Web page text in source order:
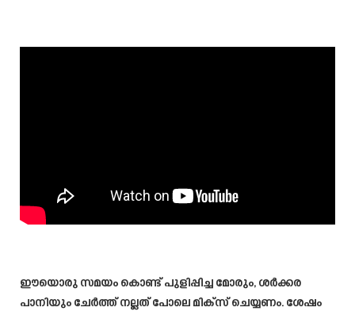
ഈയൊരു സമയം കൊണ്ട് പുളിപ്പിച്ച മോരും, ശർക്കര
പാനിയും ചേർത്ത് നല്ലത് പോലെ മിക്സ് ചെയ്യണം. ശേഷം